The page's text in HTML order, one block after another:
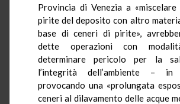
Provincia di Venezia a
pirite del deposito con altro
base di ceneri di pirite»,
dette operazioni con
determinare pericolo per la
l’integrità dell’ambiente – in
provocando una «prolungata
ceneri al dilavamento delle acque